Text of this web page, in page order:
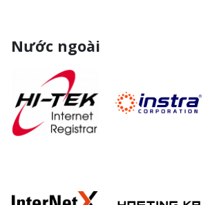
Nước ngoài